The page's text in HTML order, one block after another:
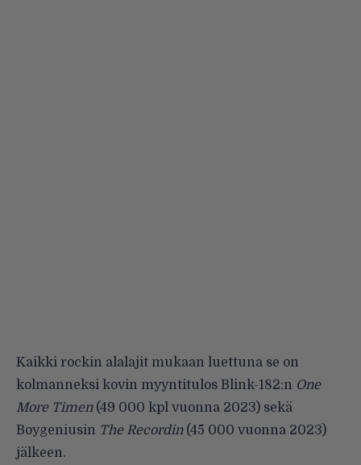
Kaikki rockin alalajit mukaan luettuna se on
kolmanneksi kovin myyntitulos Blink-182:n One
More Timen(49 000 kpl vuonna 2023) sekä
Boygeniusin The Recordin(45 000 vuonna 2023)
jälkeen.